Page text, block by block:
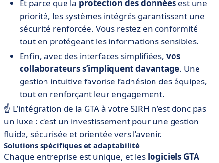
Et parce que la protection des données est une
priorité, les systèmes intégrés garantissent une
sécurité renforcée. Vous restez en conformité
tout en protégeant les informations sensibles.
Enfin, avec des interfaces simplifiées, vos
collaborateurs s’impliquent davantage. Une
gestion intuitive favorise l’adhésion des équipes,
tout en renforçant leur engagement.
☝️ L’intégration de la GTA à votre SIRH n’est donc pas
un luxe : c’est un investissement pour une gestion
fluide, sécurisée et orientée vers l’avenir.
Solutions spécifiques et adaptabilité
Chaque entreprise est unique, et les logiciels GTA